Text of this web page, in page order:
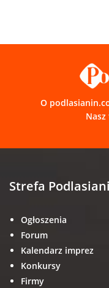
O
Strefa
Ogłoszenia
Forum
Kalendarz imprez
Konkursy
Firmy